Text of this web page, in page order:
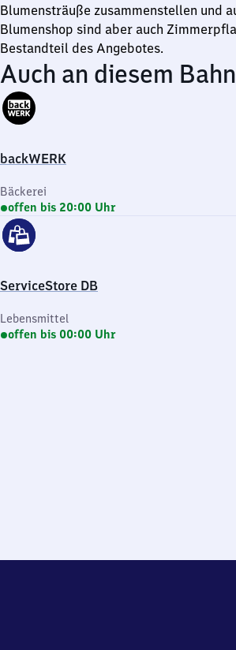
Blumensträuße zusammenstellen und
Blumenshop sind aber auch
Bestandteil des Angebotes.
Auch an diesem
backWERK
Bäckerei
offen bis 20:00 Uhr
ServiceStore DB
Lebensmittel
offen bis 00:00 Uhr